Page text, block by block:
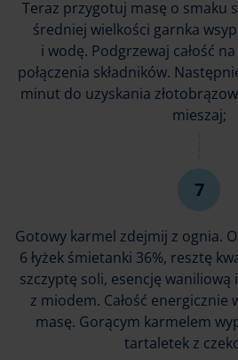
Teraz przygotuj masę o smaku
średniej wielkości garnka
i wodę. Podgrzewaj całość
połączenia składników.
minut do uzyskania
mieszaj;
Gotowy karmel zdejmij z ognia.
6 łyżek śmietanki 36%, resztę
szczyptę soli, esencję
z miodem. Całość energicznie
masę. Gorącym karmelem
tartaletek z